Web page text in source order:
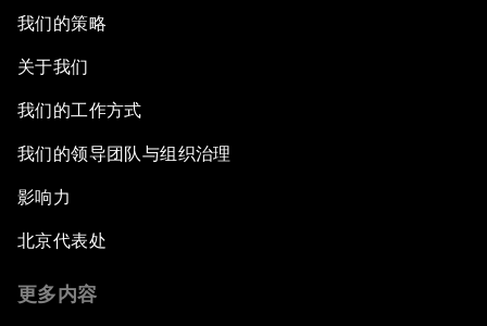
我们的策略
关于我们
我们的工作方式
我们的领导团队与组织治理
影响力
北京代表处
更多内容